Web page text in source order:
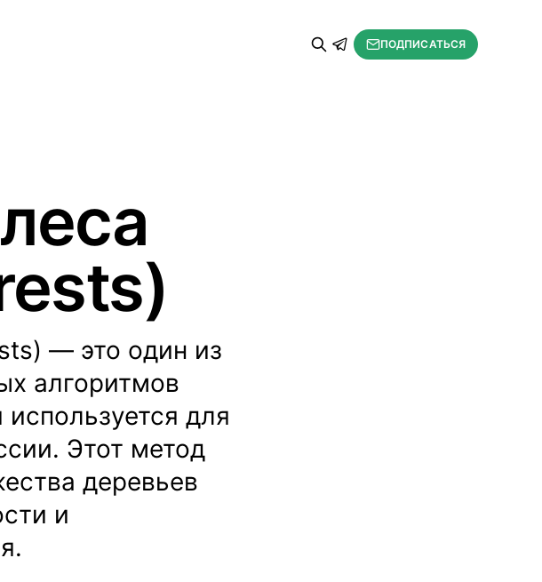
ПОДПИСАТЬСЯ
— это один из
алгоритмов
для
Этот метод
деревьев
и